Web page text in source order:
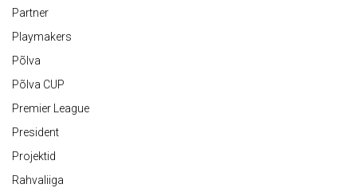
Partner
Playmakers
Põlva
Põlva CUP
Premier League
President
Projektid
Rahvaliiga